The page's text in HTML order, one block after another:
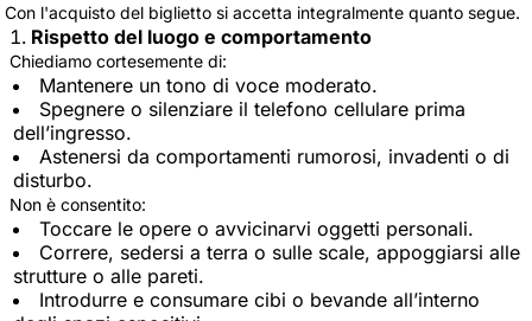
Con l'acquisto del biglietto si accetta integralmente quanto segue.
Rispetto del luogo e comportamento
Chiediamo cortesemente di:
Mantenere un tono di voce moderato.
Spegnere o silenziare il telefono cellulare prima
dell’ingresso.
Astenersi da comportamenti rumorosi, invadenti o di
disturbo.
Non è consentito:
Toccare le opere o avvicinarvi oggetti personali.
Correre, sedersi a terra o sulle scale, appoggiarsi alle
strutture o alle pareti.
Introdurre e consumare cibi o bevande all’interno